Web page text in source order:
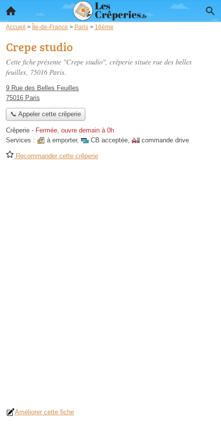
Accueil > Île-de-France > Paris > 16ème
Crepe studio
Cette fiche présente "Crepe studio", crêperie située rue des belles
feuilles, 75016 Paris.
9 Rue des Belles Feuilles
75016 Paris
📞 Appeler cette crêperie
Crêperie - Fermée, ouvre demain à 0h
Services :
à emporter, CB acceptée, commande drive
Recommander cette crêperie
Améliorer cette fiche